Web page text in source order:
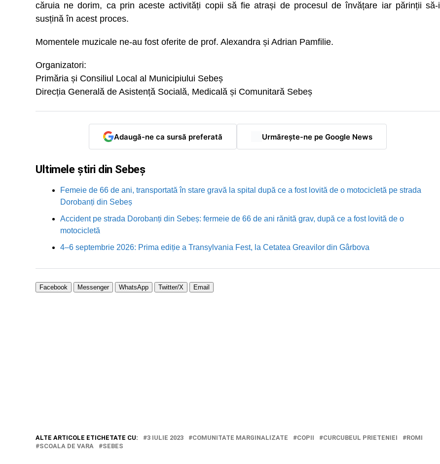
căruia ne dorim, ca prin aceste activități copii să fie atrași de procesul de învățare iar părinții să-i
susțină în acest proces.
Momentele muzicale ne-au fost oferite de prof. Alexandra și Adrian Pamfilie.
Organizatori:
Primăria și Consiliul Local al Municipiului Sebeș
Direcția Generală de Asistență Socială, Medicală și Comunitară Sebeș
Adaugă-ne ca sursă preferată Urmărește-ne pe Google News
Ultimele știri din Sebeș
Femeie de 66 de ani, transportată în stare gravă la spital după ce a fost lovită de o motocicletă pe strada
Dorobanți din Sebeș
Accident pe strada Dorobanți din Sebeș: fermeie de 66 de ani rănită grav, după ce a fost lovită de o
motocicletă
4–6 septembrie 2026: Prima ediție a Transylvania Fest, la Cetatea Greavilor din Gârbova
Facebook Messenger WhatsApp Twitter/X Email
ALTE ARTICOLE ETICHETATE CU: 3 IULIE 2023 COMUNITATE MARGINALIZATE COPII CURCUBEUL PRIETENIEI
ROMI
SCOALA DE VARA
SEBES